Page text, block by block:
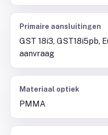
Primaire aansluitingen
GST 18i3, GST18i5pb,
aanvraag
Materiaal optiek
PMMA